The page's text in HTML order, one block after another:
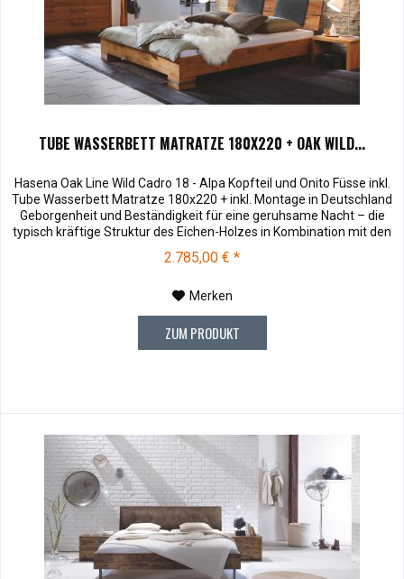
TUBE WASSERBETT MATRATZE 180X220 + OAK WILD...
Hasena Oak Line Wild Cadro 18 - Alpa Kopfteil und Onito Füsse inkl.
Tube Wasserbett Matratze 180x220 + inkl. Montage in Deutschland
Geborgenheit und Beständigkeit für eine geruhsame Nacht – die
typisch kräftige Struktur des Eichen-Holzes in Kombination mit den
starke und behagliche Aura. Dieses Massivholz...
2.785,00 € *
Merken
ZUM PRODUKT